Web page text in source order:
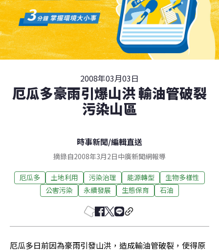
2008年03月03日
厄瓜多豪雨引爆山洪 輸油管破裂
污染山區
時事新聞/編輯直送
摘錄自2008年3月2日中廣新聞網報導
厄瓜多 土地利用 污染治理 能源轉型
生物多樣性
公害污染
永續發展 生態保育 石油
厄瓜多日前因為豪雨引發山洪，造成輸油管破裂，使得原